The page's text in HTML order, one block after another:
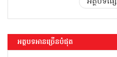
អត្ថបទអានច្រើនបំផុត